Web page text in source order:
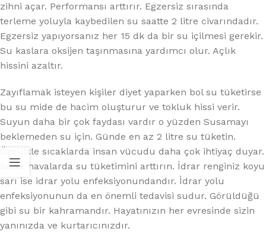
zihni açar. Performansı arttırır. Egzersiz sırasında
terleme yoluyla kaybedilen su saatte 2 litre civarındadır.
Egzersiz yapıyorsanız her 15 dk da bir su içilmesi gerekir.
Su kaslara oksijen taşınmasına yardımcı olur. Açlık
hissini azaltır.
Zayıflamak isteyen kişiler diyet yaparken bol su tüketirse
bu su mide de hacim oluşturur ve tokluk hissi verir.
Suyun daha bir çok faydası vardır o yüzden Susamayı
beklemeden su için. Günde en az 2 litre su tüketin.
Özellikle sıcaklarda insan vücudu daha çok ihtiyaç duyar.
Sıcak havalarda su tüketimini arttırın. İdrar renginiz koyu
sarı ise idrar yolu enfeksiyonundandır. İdrar yolu
enfeksiyonunun da en önemli tedavisi sudur. Görüldüğü
gibi su bir kahramandır. Hayatınızın her evresinde sizin
yanınızda ve kurtarıcınızdır.